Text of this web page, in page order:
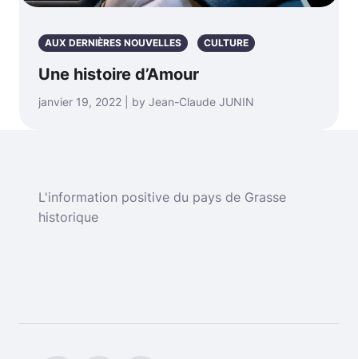
AUX DERNIÈRES NOUVELLES CULTURE
Une histoire d’Amour
janvier 19, 2022 | by Jean-Claude JUNIN
L'information positive du pays de Grasse
historique